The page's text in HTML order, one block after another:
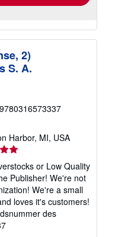
2)
S. A.
Harbor, MI, USA
or Low Quality
Publisher! We're not
We're a small
loves it's customers!
des